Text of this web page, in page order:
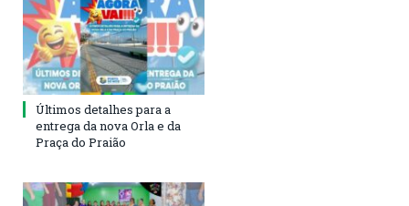
Últimos detalhes para a
entrega da nova Orla e da
Praça do Praião